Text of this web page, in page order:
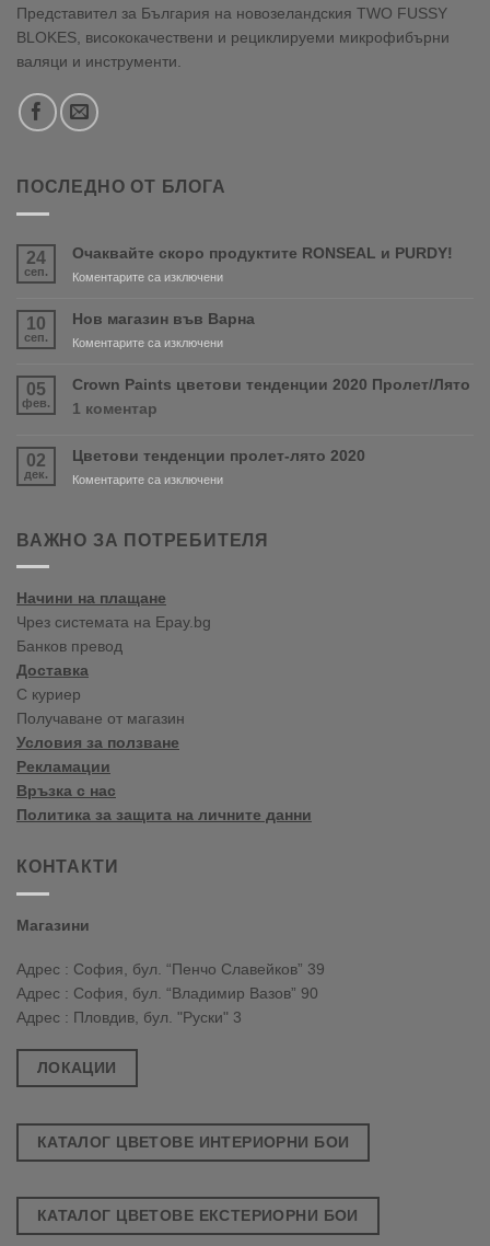
Представител за България на новозеландския TWO FUSSY
BLOKES, висококачествени и рециклируеми микрофибърни
валяци и инструменти.
ПОСЛЕДНО ОТ БЛОГА
24
сеп.
Очаквайте скоро продуктите RONSEAL и PURDY!
Коментарите са изключениза
продуктите
RONSEAL
PURDY!
10
сеп.
Нов магазин във Варна
Коментарите са изключениза
05
фев.
Crown Paints цветови тенденции 2020 Пролет/Лято
1 коментар
цветови
тенденции
Лято
02
дек.
Цветови тенденции пролет-лято 2020
Коментарите са изключениза
пролет-
ВАЖНО ЗА ПОТРЕБИТЕЛЯ
Начини на плащане
Чрез системата на Epay.bg
Банков превод
Доставка
С куриер
Получаване от магазин
Условия за ползване
Рекламации
Връзка с нас
Политика за защита на личните данни
КОНТАКТИ
Магазини
Адрес : София, бул. “Пенчо Славейков” 39
Адрес : София, бул. “Владимир Вазов” 90
Адрес : Пловдив, бул. "Руски" 3
ЛОКАЦИИ
КАТАЛОГ ЦВЕТОВЕ ИНТЕРИОРНИ БОИ
КАТАЛОГ ЦВЕТОВЕ ЕКСТЕРИОРНИ БОИ